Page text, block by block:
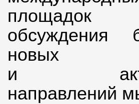
обсуждения
новых
и
направлений